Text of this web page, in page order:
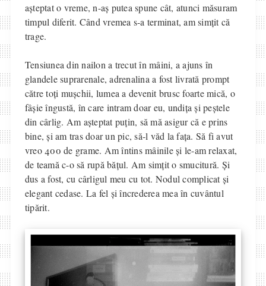
așteptat o vreme, n-aș putea spune cât, atunci măsuram
timpul diferit. Când vremea s-a terminat, am simțit că
trage.
Tensiunea din nailon a trecut în mâini, a ajuns în
glandele suprarenale, adrenalina a fost livrată prompt
către toți mușchii, lumea a devenit brusc foarte mică, o
fâșie îngustă, în care intram doar eu, undița și peștele
din cârlig. Am așteptat puțin, să mă asigur că e prins
bine, și am tras doar un pic, să-l văd la fața. Să fi avut
vreo 400 de grame. Am întins mâinile și le-am relaxat,
de teamă c-o să rupă bățul. Am simțit o smucitură. Și
dus a fost, cu cârligul meu cu tot. Nodul complicat și
elegant cedase. La fel și încrederea mea în cuvântul
tipărit.